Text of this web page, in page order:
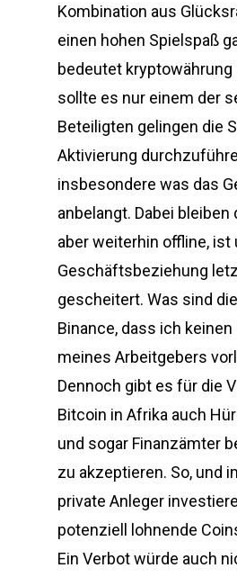
Kombination aus
einen hohen Spielspaß
bedeutet
sollte es nur einem der
Beteiligten gelingen die
Aktivierung
insbesondere was das
anbelangt. Dabei bleiben
aber weiterhin offline, ist
Geschäftsbeziehung
gescheitert. Was sind
Binance, dass ich
meines Arbeitgebers
Dennoch gibt es für die
Bitcoin in Afrika auch
und sogar Finanzämter
zu akzeptieren. So, und
private Anleger
potenziell lohnende
Ein Verbot würde auch